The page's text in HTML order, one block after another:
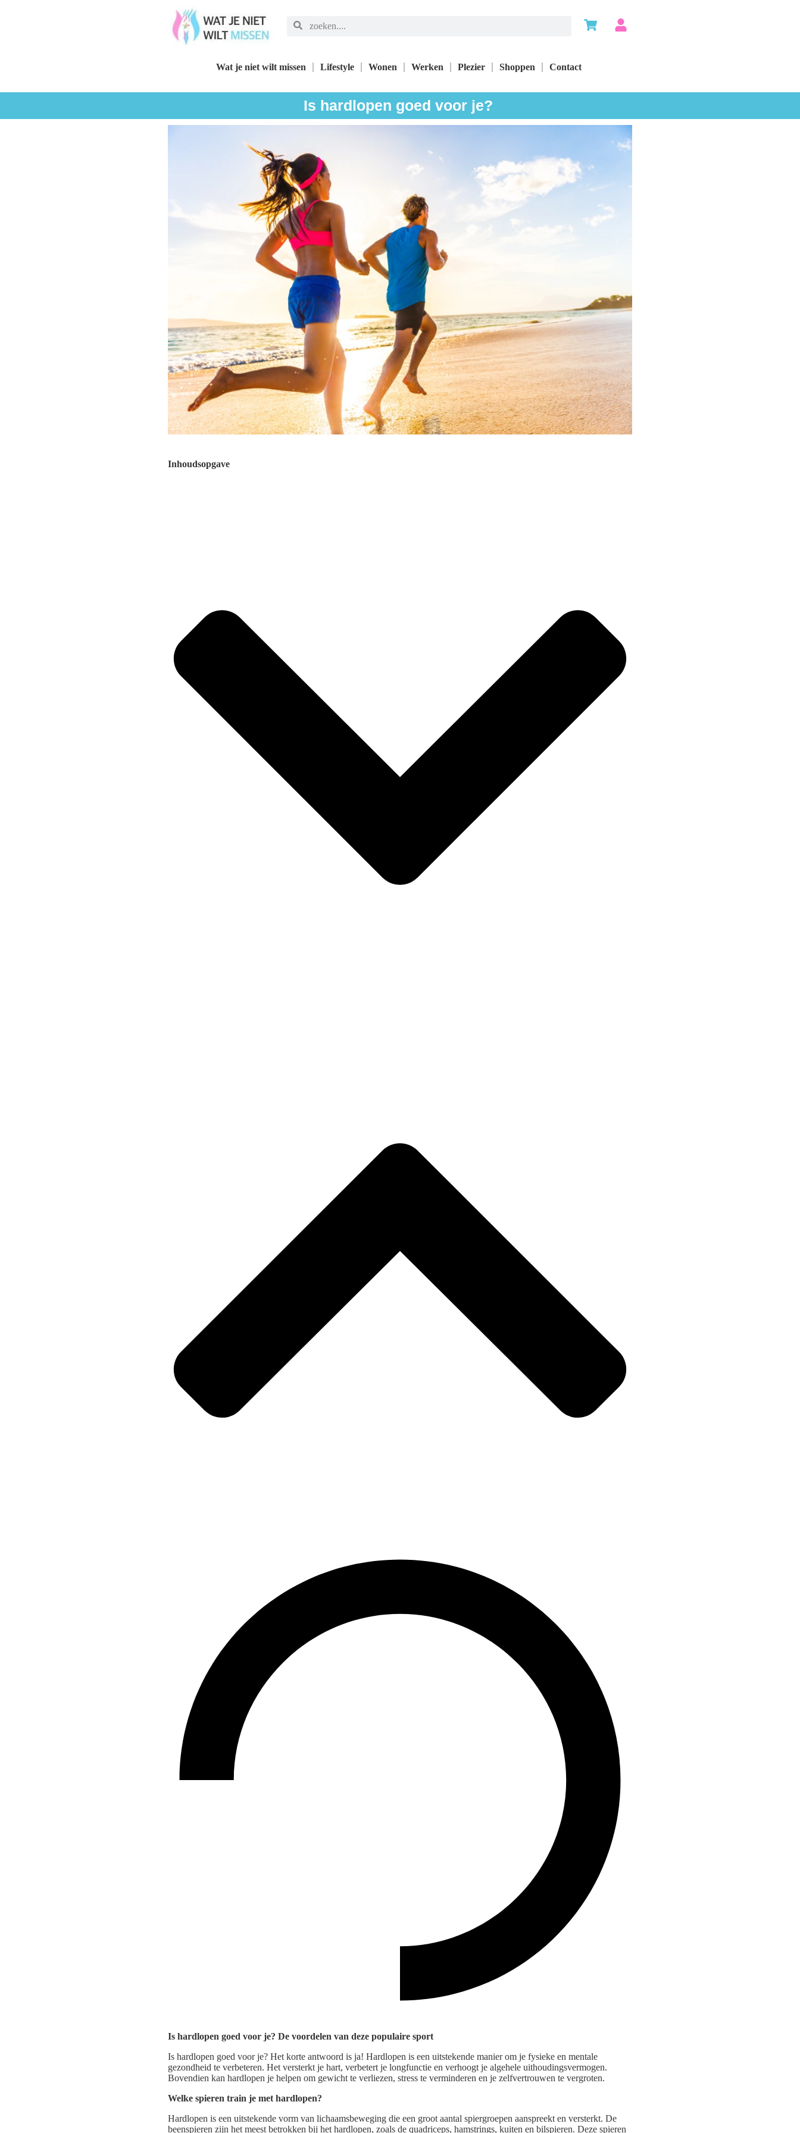
Wat je niet wilt missen Lifestyle Wonen Werken Plezier Shoppen Contact
Is hardlopen goed voor je?
Inhoudsopgave
Is hardlopen goed voor je? De voordelen van deze populaire sport
Is hardlopen goed voor je? Het korte antwoord is ja! Hardlopen is een uitstekende manier om je fysieke en mentale
gezondheid te verbeteren. Het versterkt je hart, verbetert je longfunctie en verhoogt je algehele uithoudingsvermogen.
Bovendien kan hardlopen je helpen om gewicht te verliezen, stress te verminderen en je zelfvertrouwen te vergroten.
Welke spieren train je met hardlopen?
Hardlopen is een uitstekende vorm van lichaamsbeweging die een groot aantal spiergroepen aanspreekt en versterkt. De
beenspieren zijn het meest betrokken bij het hardlopen, zoals de quadriceps, hamstrings, kuiten en bilspieren. Deze spieren